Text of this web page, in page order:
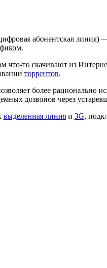
абонентская
что-то скачивают из
торрентов.
более
дозвонов через
выделенная линия и 3G,